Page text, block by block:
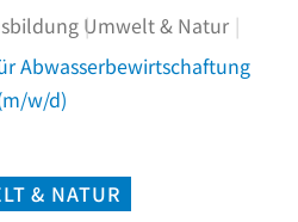
Umwelt & Natur
Abwasserbewirtschaftung
w/d)
& NATUR